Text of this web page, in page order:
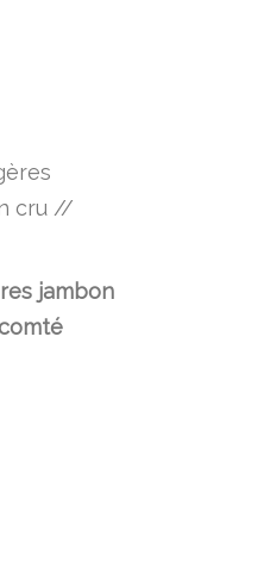
jambon